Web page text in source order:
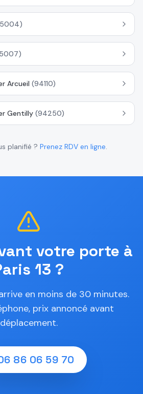
)
)
Arcueil (94110)
Gentilly (94250)
planifié ? Prenez RDV en ligne.
votre porte à
13 ?
en moins de 30 minutes.
prix annoncé avant
déplacement.
86 06 59 70